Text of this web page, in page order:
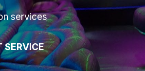
services
SERVICE